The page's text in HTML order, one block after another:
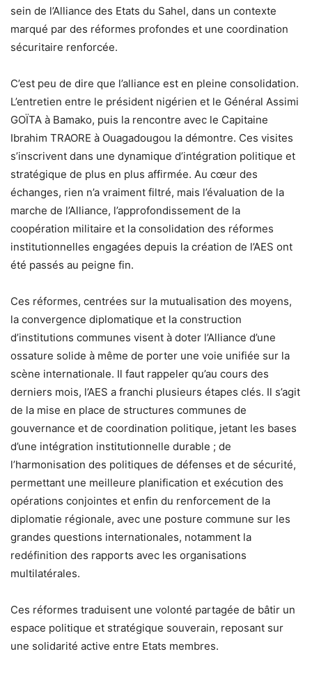
sein de l’Alliance des Etats du Sahel, dans un contexte
marqué par des réformes profondes et une coordination
sécuritaire renforcée.
C’est peu de dire que l’alliance est en pleine consolidation.
L’entretien entre le président nigérien et le Général Assimi
GOÏTA à Bamako, puis la rencontre avec le Capitaine
Ibrahim TRAORE à Ouagadougou la démontre. Ces visites
s’inscrivent dans une dynamique d’intégration politique et
stratégique de plus en plus affirmée. Au cœur des
échanges, rien n’a vraiment filtré, mais l’évaluation de la
marche de l’Alliance, l’approfondissement de la
coopération militaire et la consolidation des réformes
institutionnelles engagées depuis la création de l’AES ont
été passés au peigne fin.
Ces réformes, centrées sur la mutualisation des moyens,
la convergence diplomatique et la construction
d’institutions communes visent à doter l’Alliance d’une
ossature solide à même de porter une voie unifiée sur la
scène internationale. Il faut rappeler qu’au cours des
derniers mois, l’AES a franchi plusieurs étapes clés. Il s’agit
de la mise en place de structures communes de
gouvernance et de coordination politique, jetant les bases
d’une intégration institutionnelle durable ; de
l’harmonisation des politiques de défenses et de sécurité,
permettant une meilleure planification et exécution des
opérations conjointes et enfin du renforcement de la
diplomatie régionale, avec une posture commune sur les
grandes questions internationales, notamment la
redéfinition des rapports avec les organisations
multilatérales.
Ces réformes traduisent une volonté partagée de bâtir un
espace politique et stratégique souverain, reposant sur
une solidarité active entre Etats membres.